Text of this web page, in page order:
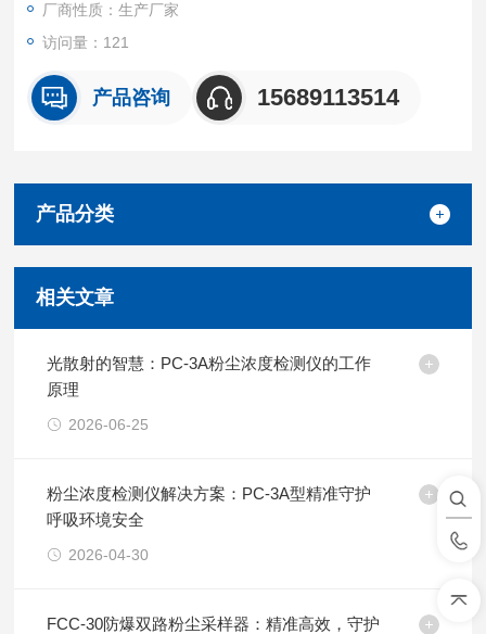
厂商性质：生产厂家
访问量：121
产品咨询 15689113514
产品分类
相关文章
光散射的智慧：PC-3A粉尘浓度检测仪的工作
原理
2026-06-25
粉尘浓度检测仪解决方案：PC-3A型精准守护
呼吸环境安全
2026-04-30
FCC-30防爆双路粉尘采样器：精准高效，守护